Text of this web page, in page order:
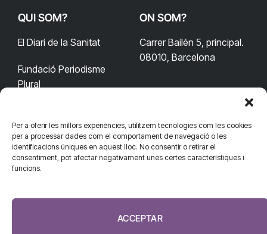
Per a oferir les millors experiències, utilitzem tecnologies com les cookies
per a processar dades com el comportament de navegació o les
identificacions úniques en aquest lloc. No consentir o retirar el
consentiment, pot afectar negativament unes certes característiques i
funcions.
ACCEPTAR
QUI SOM?
El Diari de la Sanitat
Fundació Periodisme
Plural
ON SOM?
Carrer Bailén 5, principal.
08010, Barcelona
CONTACTA'NS
redaccio@diarisanitat.cat
932 311 247
CONNECTA